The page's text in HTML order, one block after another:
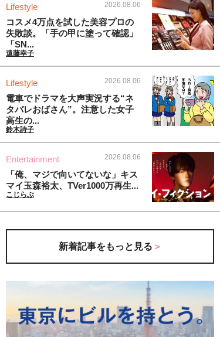
Lifestyle 2026.08.06
コスメ4万点を試した美容プロの
失敗談。「手の甲に塗って確認」
「SN...
遠藤幸子
Lifestyle 2026.08.06
電車でドラマを大声実況する“ネ
タバレおばさん”。注意した女子
高生の...
鈴木詩子
Entertainment 2026.08.06
「俺、マジで向いてないな」キス
マイ玉森裕太、TVer1000万再生...
こじらぶ
新着記事をもっと見る